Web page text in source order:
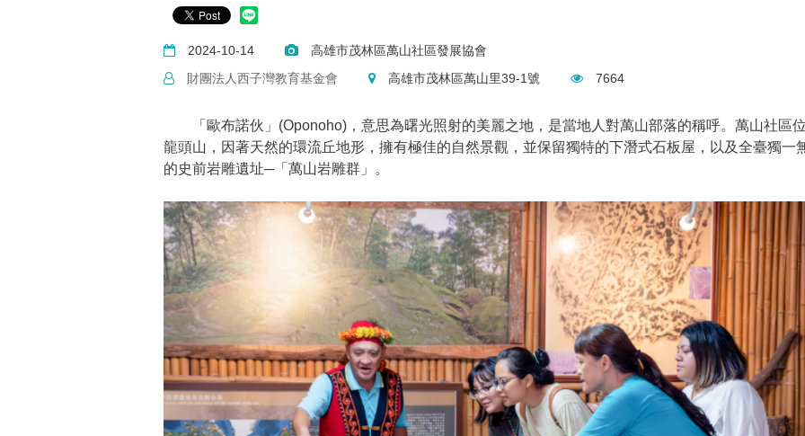
2024-10-14
高雄市茂林區萬山社區發展協會
財團法人西子灣教育基金會
高雄市茂林區萬山里39-1號 7664
「歐布諾伙」(Oponoho)，意思為曙光照射的美麗之地，是當地人對萬山部落的稱呼。萬山社區
龍頭山，因著天然的環流丘地形，擁有極佳的自然景觀，並保留獨特的下潛式石板屋，以及全臺獨一
的史前岩雕遺址─「萬山岩雕群」。